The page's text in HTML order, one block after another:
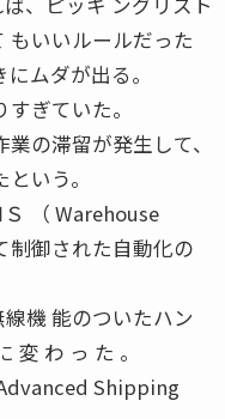
もいいルールだった
ムダが出る。
ぎていた。
の滞留が発生して、
いう。
（ Warehouse
制御された自動化の
機 能のついたハン
変 わ っ た 。
Shipping